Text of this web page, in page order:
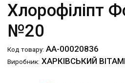
Хлорофіліпт
№20
Код товару: АА-00020836
Виробник: ХАРКІВСЬКИЙ